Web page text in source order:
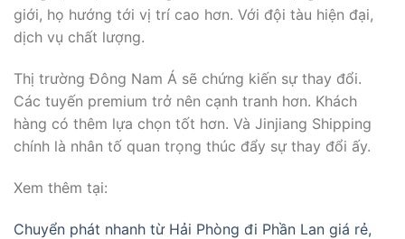
giới, họ hướng tới vị trí cao hơn. Với đội tàu hiện đại,
dịch vụ chất lượng.
Thị trường Đông Nam Á sẽ chứng kiến sự thay đổi.
Các tuyến premium trở nên cạnh tranh hơn. Khách
hàng có thêm lựa chọn tốt hơn. Và Jinjiang Shipping
chính là nhân tố quan trọng thúc đẩy sự thay đổi ấy.
Xem thêm tại:
Chuyển phát nhanh từ Hải Phòng đi Phần Lan giá rẻ,